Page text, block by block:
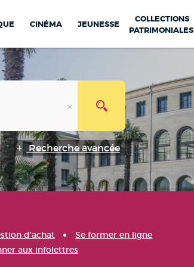
CINÉMA JEUNESSE
COLLECTIONS
PATRIMONIALES
Recherche avancée
d'achat
Se former en ligne
aux infolettres